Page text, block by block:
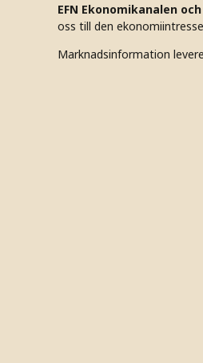
EFN Ekonomikanalen
oss till den
Marknadsinformation